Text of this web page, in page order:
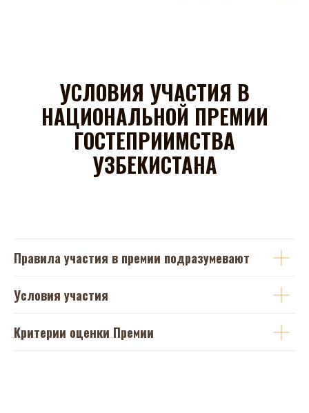
УСЛОВИЯ УЧАСТИЯ В
НАЦИОНАЛЬНОЙ ПРЕМИИ
ГОСТЕПРИИМСТВА
УЗБЕКИСТАНА
Правила участия в премии подразумевают
Условия участия
Критерии оценки Премии